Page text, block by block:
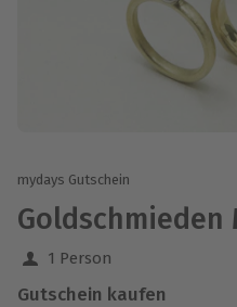
mydays Gutschein
Goldschmieden
1 Person
Gutschein kaufen